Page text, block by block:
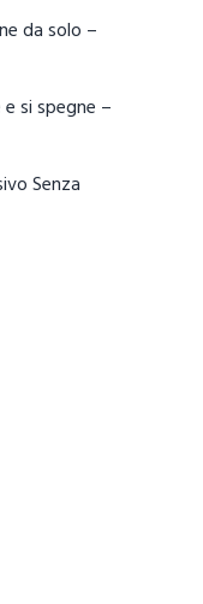
da solo​ –
si spegne​ –
Senza